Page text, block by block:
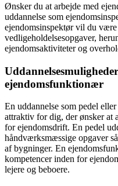
Ønsker du at arbejde med
uddannelse som
ejendomsinspektør vil du
vedligeholdelsesopgaver,
ejendomsaktiviteter og
ejendomsfunktionær
En uddannelse som pedel
attraktiv for dig, der ønsker at
for ejendomsdrift. En pedel
håndværksmæssige opgaver
af bygninger. En
kompetencer inden for
lejere og beboere.